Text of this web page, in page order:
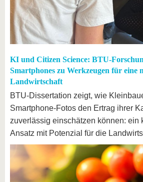
KI und Citizen Science: BTU-
Smartphones zu Werkzeugen für eine
Landwirtschaft
BTU-Dissertation zeigt, wie
Smartphone-Fotos den Ertrag ihrer
zuverlässig einschätzen können: ein
Ansatz mit Potenzial für die